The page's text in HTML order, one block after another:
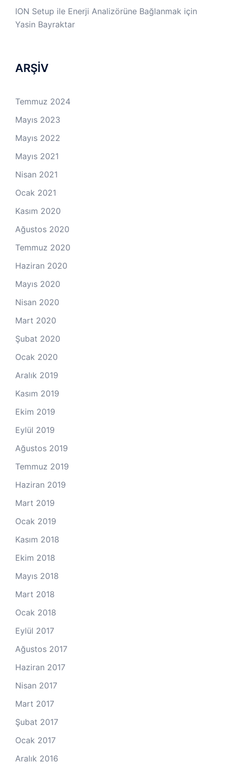
ION Setup ile Enerji Analizörüne Bağlanmak için
Yasin Bayraktar
ARŞİV
Temmuz 2024
Mayıs 2023
Mayıs 2022
Mayıs 2021
Nisan 2021
Ocak 2021
Kasım 2020
Ağustos 2020
Temmuz 2020
Haziran 2020
Mayıs 2020
Nisan 2020
Mart 2020
Şubat 2020
Ocak 2020
Aralık 2019
Kasım 2019
Ekim 2019
Eylül 2019
Ağustos 2019
Temmuz 2019
Haziran 2019
Mart 2019
Ocak 2019
Kasım 2018
Ekim 2018
Mayıs 2018
Mart 2018
Ocak 2018
Eylül 2017
Ağustos 2017
Haziran 2017
Nisan 2017
Mart 2017
Şubat 2017
Ocak 2017
Aralık 2016